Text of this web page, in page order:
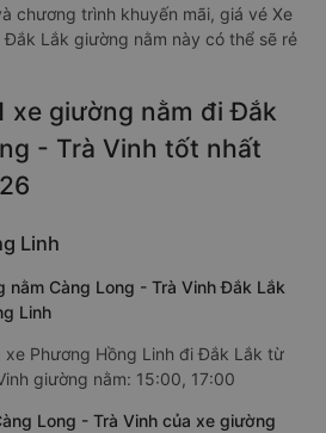
chương trình khuyến mãi, giá vé Xe
Đắk Lắk giường nằm này có thể sẽ rẻ
xe giường nằm đi Đắk
- Trà Vinh tốt nhất
Linh
nằm Càng Long - Trà Vinh Đắk Lắk
Linh
xe Phương Hồng Linh đi Đắk Lắk từ
giường nằm: 15:00, 17:00
Long - Trà Vinh của xe giường